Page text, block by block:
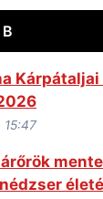
Kárpátaljai